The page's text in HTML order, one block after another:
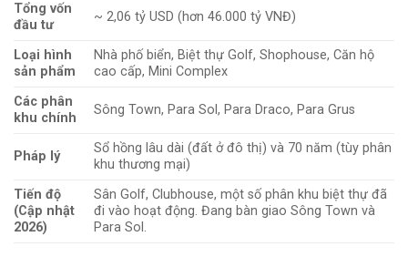
Tổng vốn
đầu tư
~ 2,06 tỷ USD (hơn 46.000 tỷ VNĐ)
Loại hình
sản phẩm
Nhà phố biển, Biệt thự Golf, Shophouse, Căn hộ
cao cấp, Mini Complex
Các phân
khu chính
Sông Town, Para Sol, Para Draco, Para Grus
Pháp lý
Sổ hồng lâu dài (đất ở đô thị) và 70 năm (tùy phân
khu thương mại)
Tiến độ
(Cập nhật
2026)
Sân Golf, Clubhouse, một số phân khu biệt thự đã
đi vào hoạt động. Đang bàn giao Sông Town và
Para Sol.